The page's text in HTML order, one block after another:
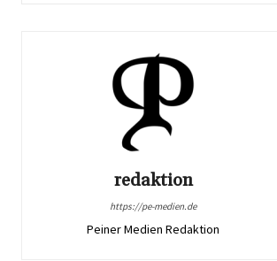
redaktion
https://pe-medien.de
Peiner Medien Redaktion